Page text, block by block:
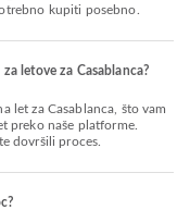
kupiti posebno.
letove za Casablanca?
preko naše platforme.
dovršili proces.